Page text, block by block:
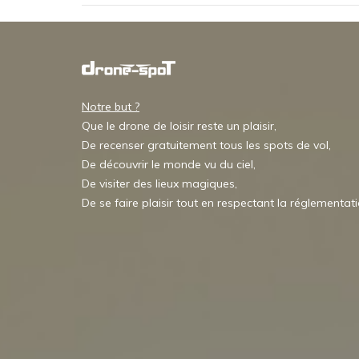
Notre but ?
Que le drone de loisir reste un plaisir,
De recenser gratuitement tous les spots de vol,
De découvrir le monde vu du ciel,
De visiter des lieux magiques,
De se faire plaisir tout en respectant la